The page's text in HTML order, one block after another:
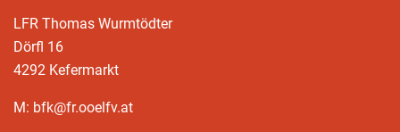
LFR Thomas Wurmtödter
Dörfl 16
4292 Kefermarkt
M: bfk@fr.ooelfv.at